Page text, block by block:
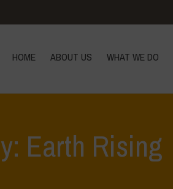
HOME ABOUT US WHAT WE DO
Earth Rising